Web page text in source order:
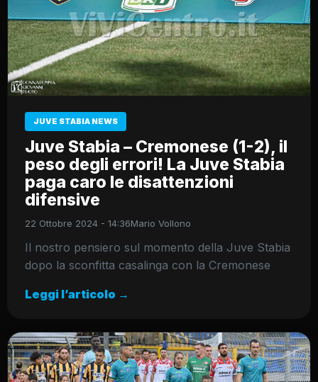
JUVE STABIA NEWS
Juve Stabia – Cremonese (1-2), il
peso degli errori! La Juve Stabia
paga caro le disattenzioni
difensive
22 Ottobre 2024 - 14:36Mario Vollono
Il nostro pensiero sul momento della Juve Stabia
dopo la sconfitta casalinga con la Cremonese
Leggi l’articolo →